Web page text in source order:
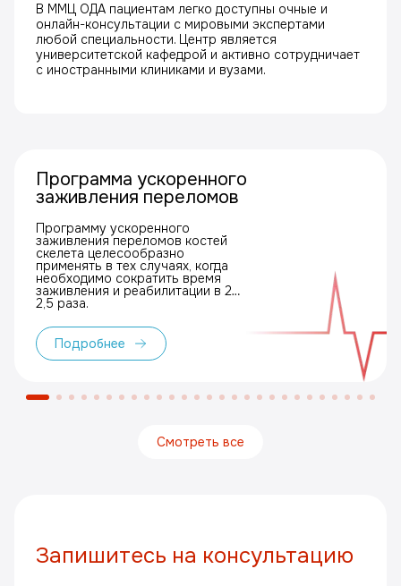
В ММЦ ОДА пациентам легко доступны очные и
онлайн-консультации с мировыми экспертами
любой специальности. Центр является
университетской кафедрой и активно сотрудничает
с иностранными клиниками и вузами.
Программа ускоренного
заживления переломов
Программу ускоренного
заживления переломов костей
скелета целесообразно
применять в тех случаях, когда
необходимо сократить время
заживления и реабилитации в 2–
2,5 раза.
Подробнее
Смотреть все
Запишитесь на консультацию